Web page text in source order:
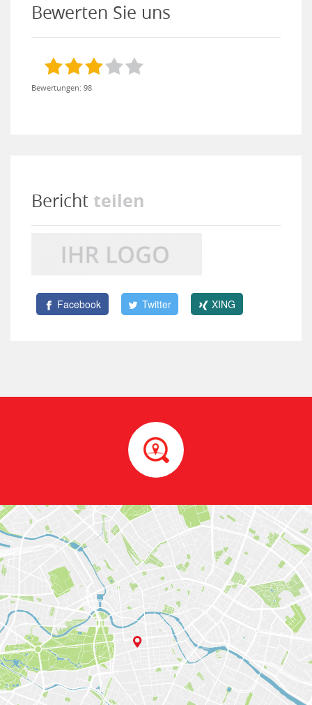
Bewerten Sie uns
Bewertungen: 98
Bericht teilen
Facebook Twitter XING